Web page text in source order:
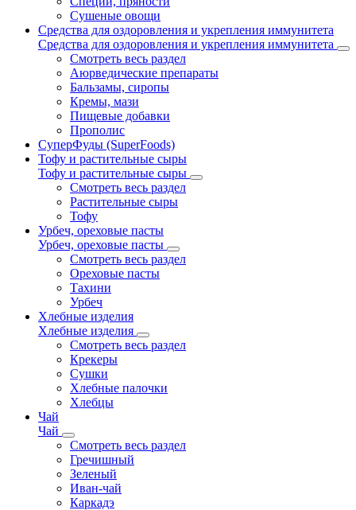
Сушеные овощи
Средства для оздоровления и укрепления иммунитета
Средства для оздоровления и укрепления иммунитета
Смотреть весь раздел
Аюрведические препараты
Бальзамы, сиропы
Кремы, мази
Пищевые добавки
Прополис
СуперФуды (SuperFoods)
Тофу и растительные сыры
Тофу и растительные сыры
Смотреть весь раздел
Растительные сыры
Тофу
Урбеч, ореховые пасты
Урбеч, ореховые пасты
Смотреть весь раздел
Ореховые пасты
Тахини
Урбеч
Хлебные изделия
Хлебные изделия
Смотреть весь раздел
Крекеры
Сушки
Хлебные палочки
Хлебцы
Чай
Чай
Смотреть весь раздел
Гречишный
Зеленый
Иван-чай
Каркадэ